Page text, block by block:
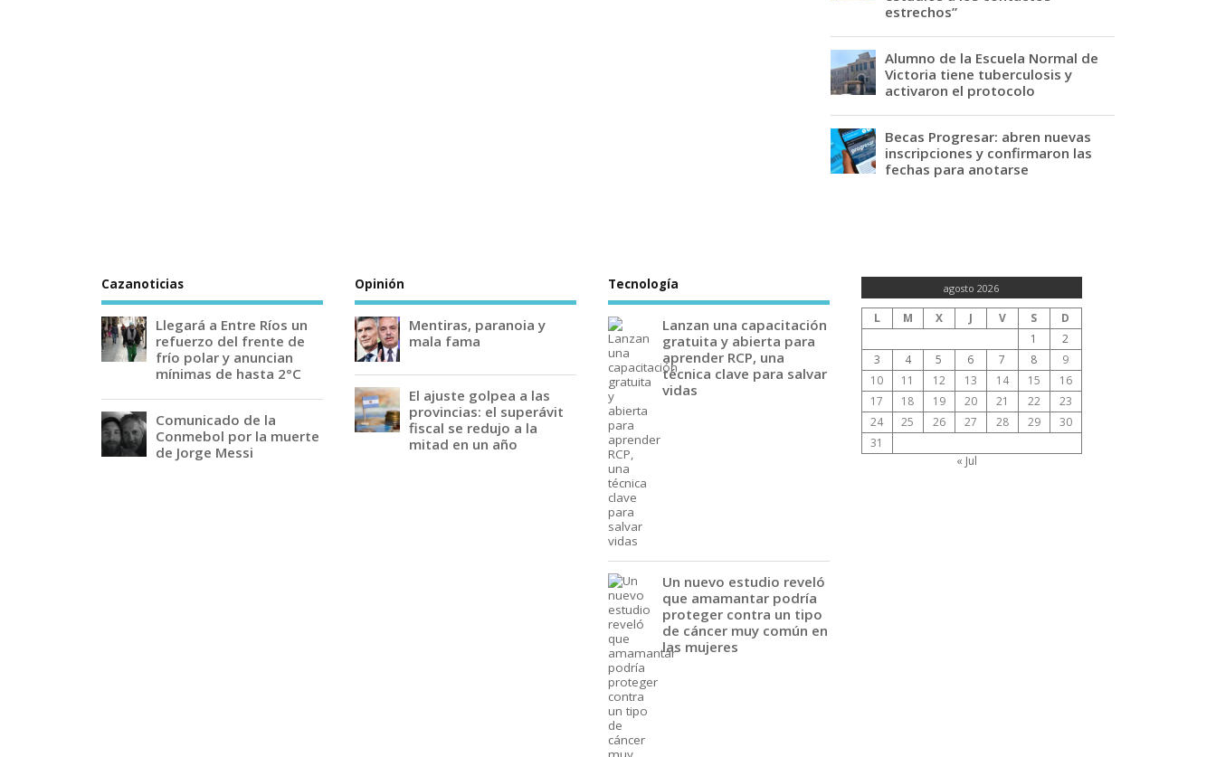
estrechos”
Alumno de la Escuela Normal de
Victoria tiene tuberculosis y
activaron el protocolo
Becas Progresar: abren nuevas
inscripciones y confirmaron las
fechas para anotarse
Cazanoticias
Llegará a Entre Ríos un
refuerzo del frente de
frío polar y anuncian
mínimas de hasta 2°C
Comunicado de la
Conmebol por la muerte
de Jorge Messi
Opinión
Mentiras, paranoia y
mala fama
El ajuste golpea a las
provincias: el superávit
fiscal se redujo a la
mitad en un año
Tecnología
Lanzan una capacitación
gratuita y abierta para
aprender RCP, una
técnica clave para salvar
vidas
Un nuevo estudio reveló
que amamantar podría
proteger contra un tipo
de cáncer muy común en
las mujeres
agosto 2026
L M X J V S
D
1
2
3
4 5 6 7 8
9
10
11 12 13 14 15
16
17
18 19 20 21 22
23
24
25 26 27 28 29
30
31
« Jul